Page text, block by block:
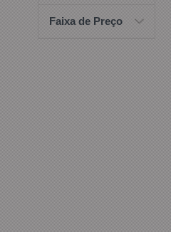
Faixa de Preço